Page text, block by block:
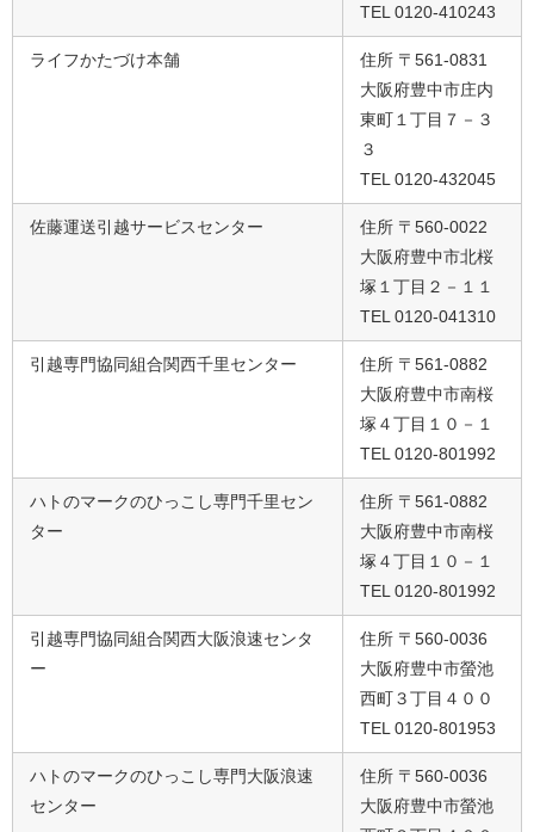
TEL 0120-410243
ライフかたづけ本舗
住所 〒561-0831
大阪府豊中市庄内
東町１丁目７－３
３
TEL 0120-432045
佐藤運送引越サービスセンター
住所 〒560-0022
大阪府豊中市北桜
塚１丁目２－１１
TEL 0120-041310
引越専門協同組合関西千里センター
住所 〒561-0882
大阪府豊中市南桜
塚４丁目１０－１
TEL 0120-801992
ハトのマークのひっこし専門千里セン
ター
住所 〒561-0882
大阪府豊中市南桜
塚４丁目１０－１
TEL 0120-801992
引越専門協同組合関西大阪浪速センタ
ー
住所 〒560-0036
大阪府豊中市螢池
西町３丁目４００
TEL 0120-801953
ハトのマークのひっこし専門大阪浪速
センター
住所 〒560-0036
大阪府豊中市螢池